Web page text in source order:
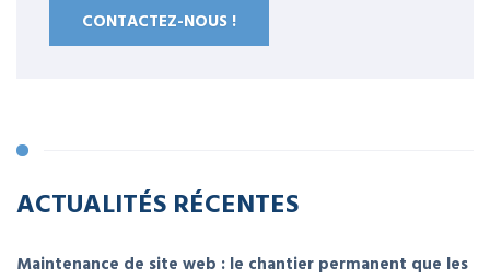
CONTACTEZ-NOUS !
ACTUALITÉS RÉCENTES
Maintenance de site web : le chantier permanent que les